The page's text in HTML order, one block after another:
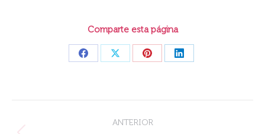
Comparte esta página
Share
Share
Share
Share
Navegación
ANTERIOR